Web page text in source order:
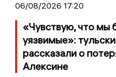
06/08/2026 17:20
«Чувствую, что мы
уязвимые»:
рассказали о
Алексине